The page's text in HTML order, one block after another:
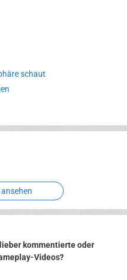
schaut
Verbotene
kommentierte oder
Videos?